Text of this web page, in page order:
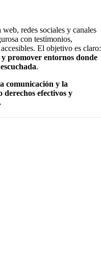
redes sociales y canales
con testimonios,
El objetivo es claro:
promover entornos donde
.
comunicación y la
derechos efectivos y